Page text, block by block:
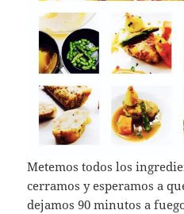
Metemos todos los
cerramos y esperamos a
dejamos 90 minutos a